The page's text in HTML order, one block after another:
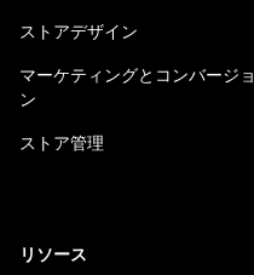
ストアデザイン
マーケティングとコンバージョ
ン
ストア管理
リソース